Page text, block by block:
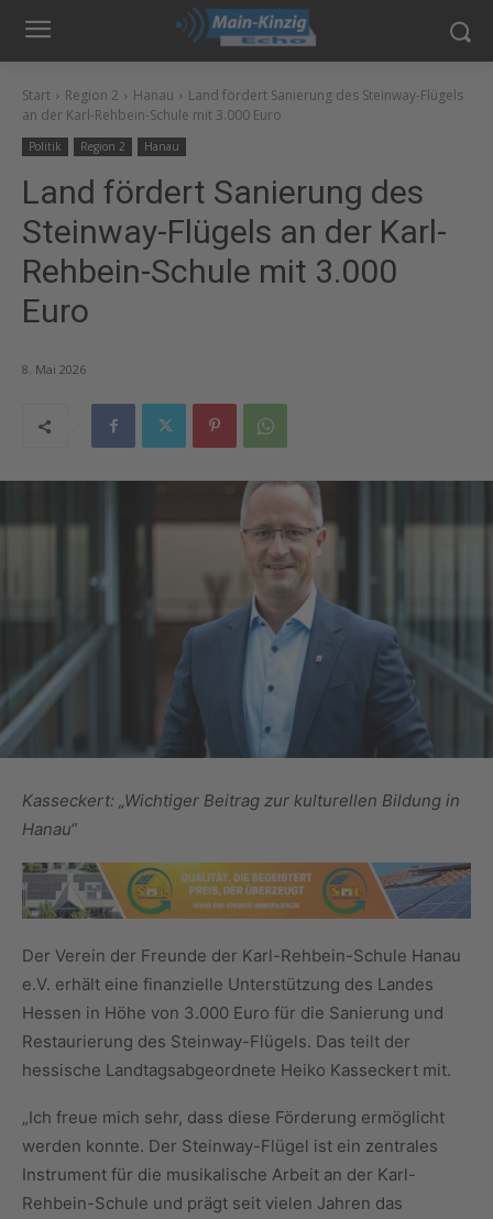
Start Region 2 Hanau
Land fördert Sanierung des Steinway-Flügels
an der Karl-Rehbein-Schule mit 3.000 Euro
Politik Region 2 Hanau
Land fördert Sanierung des
Steinway-Flügels an der Karl-
Rehbein-Schule mit 3.000
Euro
8. Mai 2026
Kasseckert: „Wichtiger Beitrag zur kulturellen Bildung in
Hanau“
Der Verein der Freunde der Karl-Rehbein-Schule Hanau
e.V. erhält eine finanzielle Unterstützung des Landes
Hessen in Höhe von 3.000 Euro für die Sanierung und
Restaurierung des Steinway-Flügels. Das teilt der
hessische Landtagsabgeordnete Heiko Kasseckert mit.
„Ich freue mich sehr, dass diese Förderung ermöglicht
werden konnte. Der Steinway-Flügel ist ein zentrales
Instrument für die musikalische Arbeit an der Karl-
Rehbein-Schule und prägt seit vielen Jahren das